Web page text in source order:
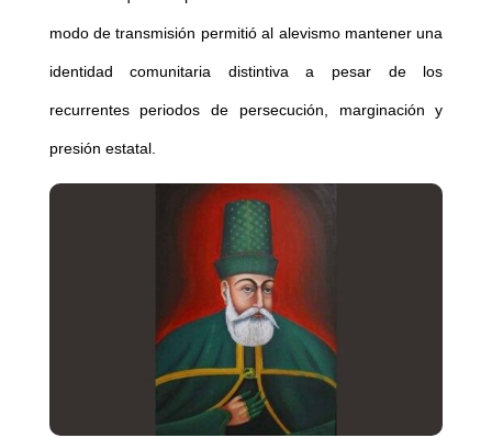
modo de transmisión permitió al alevismo mantener una
identidad comunitaria distintiva a pesar de los
recurrentes periodos de persecución, marginación y
presión estatal.